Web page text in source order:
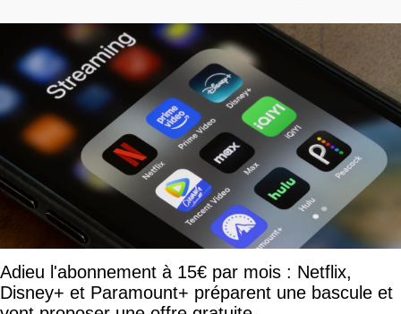
Adieu l'abonnement à 15€ par mois : Netflix,
Disney+ et Paramount+ préparent une bascule et